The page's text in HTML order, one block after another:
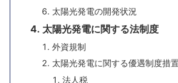
太陽光発電の開発状況
太陽光発電に関する法制度
外資規制
太陽光発電に関する優遇制度措
法人税